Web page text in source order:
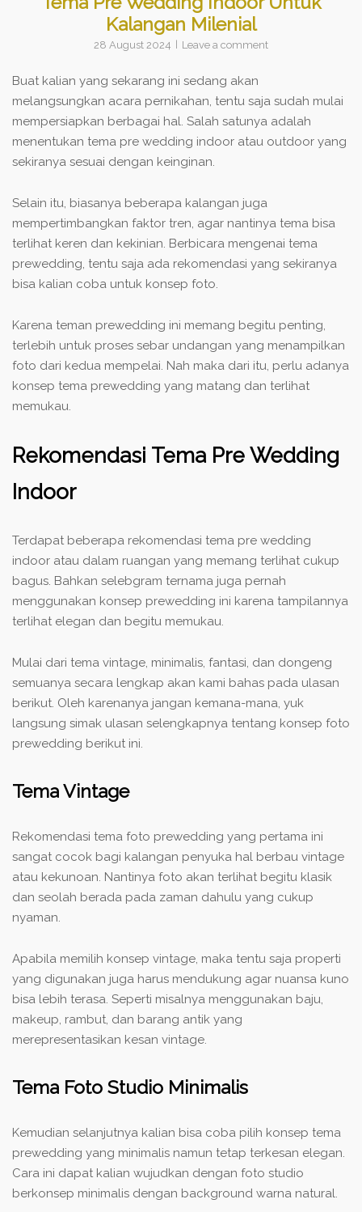
Kalangan Milenial
28 August 2024 Leave a comment
Buat kalian yang sekarang ini sedang akan
melangsungkan acara pernikahan, tentu saja sudah mulai
mempersiapkan berbagai hal. Salah satunya adalah
menentukan tema pre wedding indoor atau outdoor yang
sekiranya sesuai dengan keinginan.
Selain itu, biasanya beberapa kalangan juga
mempertimbangkan faktor tren, agar nantinya tema bisa
terlihat keren dan kekinian. Berbicara mengenai tema
prewedding, tentu saja ada rekomendasi yang sekiranya
bisa kalian coba untuk konsep foto.
Karena teman prewedding ini memang begitu penting,
terlebih untuk proses sebar undangan yang menampilkan
foto dari kedua mempelai. Nah maka dari itu, perlu adanya
konsep tema prewedding yang matang dan terlihat
memukau.
Rekomendasi Tema Pre Wedding
Indoor
Terdapat beberapa rekomendasi tema pre wedding
indoor atau dalam ruangan yang memang terlihat cukup
bagus. Bahkan selebgram ternama juga pernah
menggunakan konsep prewedding ini karena tampilannya
terlihat elegan dan begitu memukau.
Mulai dari tema vintage, minimalis, fantasi, dan dongeng
semuanya secara lengkap akan kami bahas pada ulasan
berikut. Oleh karenanya jangan kemana-mana, yuk
langsung simak ulasan selengkapnya tentang konsep foto
prewedding berikut ini.
Tema Vintage
Rekomendasi tema foto prewedding yang pertama ini
sangat cocok bagi kalangan penyuka hal berbau vintage
atau kekunoan. Nantinya foto akan terlihat begitu klasik
dan seolah berada pada zaman dahulu yang cukup
nyaman.
Apabila memilih konsep vintage, maka tentu saja properti
yang digunakan juga harus mendukung agar nuansa kuno
bisa lebih terasa. Seperti misalnya menggunakan baju,
makeup, rambut, dan barang antik yang
merepresentasikan kesan vintage.
Tema Foto Studio Minimalis
Kemudian selanjutnya kalian bisa coba pilih konsep tema
prewedding yang minimalis namun tetap terkesan elegan.
Cara ini dapat kalian wujudkan dengan foto studio
berkonsep minimalis dengan background warna natural.